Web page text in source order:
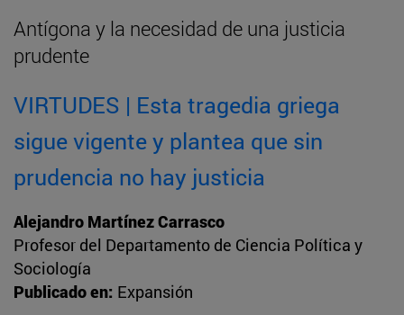
Antígona y la necesidad de una justicia
prudente
VIRTUDES | Esta tragedia griega
sigue vigente y plantea que sin
prudencia no hay justicia
Alejandro Martínez Carrasco
Profesor del Departamento de Ciencia Política y
Sociología
Publicado en: Expansión